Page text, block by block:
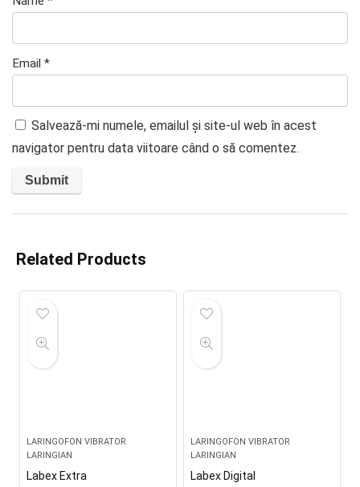
Email *
Salvează-mi numele, emailul și site-ul web în acest
navigator pentru data viitoare când o să comentez.
Related Products
LARINGOFON VIBRATOR
LARINGIAN
Labex Extra
LARINGOFON VIBRATOR
LARINGIAN
Labex Digital